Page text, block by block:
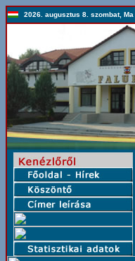
2026. augusztus 8. szombat, Ma